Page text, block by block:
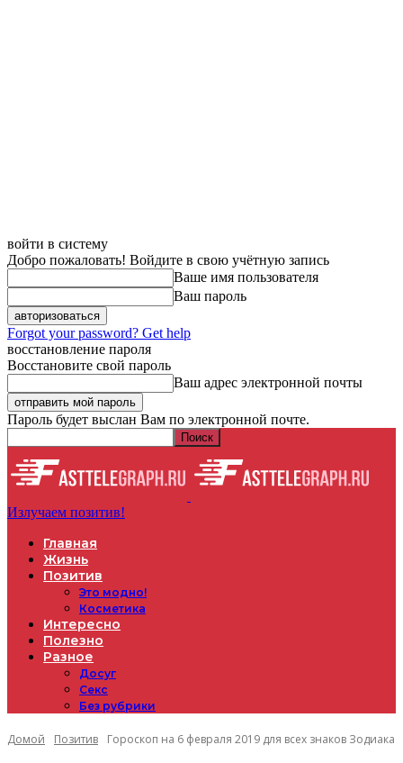
войти в систему
Добро пожаловать! Войдите в свою учётную запись
Ваше имя пользователя
Ваш пароль
Forgot your password? Get help
восстановление пароля
Восстановите свой пароль
Ваш адрес электронной почты
Пароль будет выслан Вам по электронной почте.
Излучаем позитив!
Главная
Жизнь
Позитив
Это модно!
Косметика
Интересно
Полезно
Разное
Досуг
Секс
Без рубрики
Домой Позитив Гороскоп на 6 февраля 2019 для всех знаков Зодиака